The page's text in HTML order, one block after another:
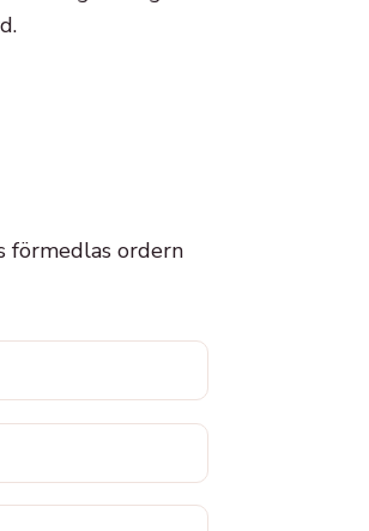
förmedlas ordern